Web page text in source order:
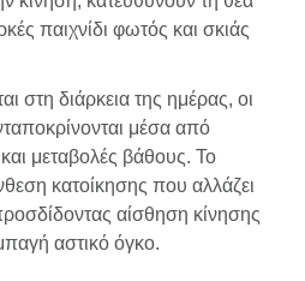
παιχνίδι φωτός και σκιάς
στη διάρκεια της ημέρας, οι
μέσα από
μεταβολές βάθους. Το
κατοίκησης που αλλάζει
αίσθηση κίνησης
αστικό όγκο.